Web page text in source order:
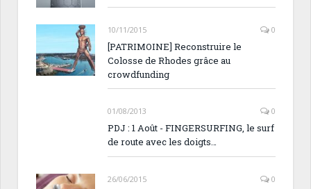
10/11/2015 0
[PATRIMOINE] Reconstruire le
Colosse de Rhodes grâce au
crowdfunding
01/08/2013 0
PDJ : 1 Août - FINGERSURFING, le surf
de route avec les doigts…
26/06/2015 0